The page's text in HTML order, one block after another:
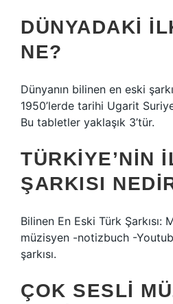
DÜNYADAKI
NE?
Dünyanın bilinen en eski
1950’lerde tarihi Ugarit
Bu tabletler yaklaşık 3’tür.
TÜRKIYE’NIN
ŞARKISI
Bilinen En Eski Türk Şarkısı:
müzisyen -notizbuch -
şarkısı.
ÇOK SESLI